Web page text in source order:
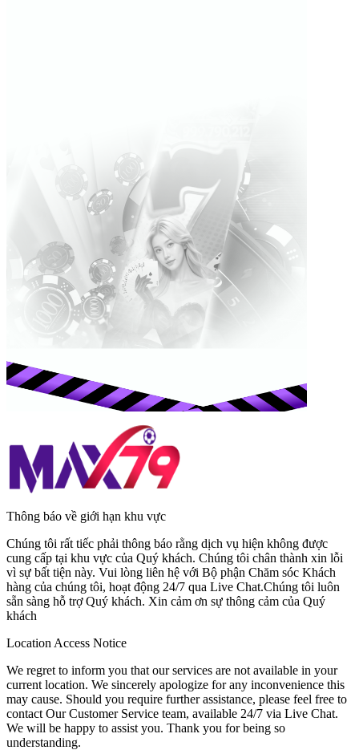
Thông báo về giới hạn khu vực
Chúng tôi rất tiếc phải thông báo rằng dịch vụ hiện không được
cung cấp tại khu vực của Quý khách. Chúng tôi chân thành xin lỗi
vì sự bất tiện này. Vui lòng liên hệ với Bộ phận Chăm sóc Khách
hàng của chúng tôi, hoạt động 24/7 qua Live Chat.Chúng tôi luôn
sẵn sàng hỗ trợ Quý khách. Xin cảm ơn sự thông cảm của Quý
khách
Location Access Notice
We regret to inform you that our services are not available in your
current location. We sincerely apologize for any inconvenience this
may cause. Should you require further assistance, please feel free to
contact Our Customer Service team, available 24/7 via Live Chat.
We will be happy to assist you. Thank you for being so
understanding.